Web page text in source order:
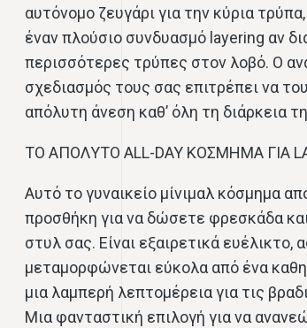
αυτόνομο ζευγάρι για την κύρια
έναν πλούσιο συνδυασμό layering αν
περισσότερες τρύπες στον λοβό. Ο
σχεδιασμός τους σας επιτρέπει να
απόλυτη άνεση καθ’ όλη τη διάρκεια
ΤΟ ΑΠΟΛΥΤΟ ALL-DAY ΚΟΣΜΗΜΑ ΓΙΑ
Αυτό το γυναικείο μίνιμαλ κόσμημα
προσθήκη για να δώσετε φρεσκάδα
στυλ σας. Είναι εξαιρετικά ευέλικτο,
μεταμορφώνεται εύκολα από ένα
μια λαμπερή λεπτομέρεια για τις
Μια φανταστική επιλογή για να